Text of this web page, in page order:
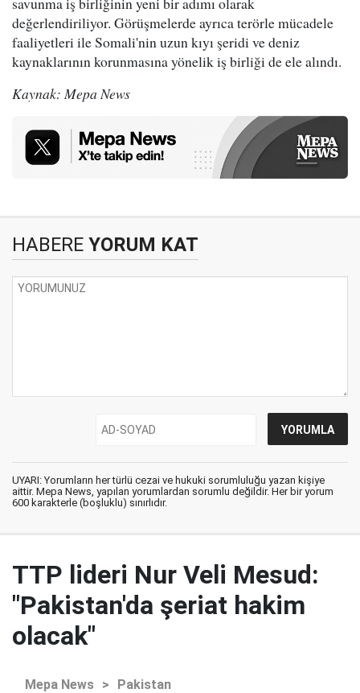
değerlendiriliyor. Görüşmelerde ayrıca terörle mücadele
faaliyetleri ile Somali'nin uzun kıyı şeridi ve deniz
kaynaklarının korunmasına yönelik iş birliği de ele alındı.
Kaynak: Mepa News
HABERE YORUM KAT
UYARI: Yorumların her türlü cezai ve hukuki sorumluluğu yazan kişiye
aittir. Mepa News, yapılan yorumlardan sorumlu değildir. Her bir yorum
600 karakterle (boşluklu) sınırlıdır.
TTP lideri Nur Veli Mesud:
"Pakistan'da şeriat hakim
olacak"
Mepa News > Pakistan